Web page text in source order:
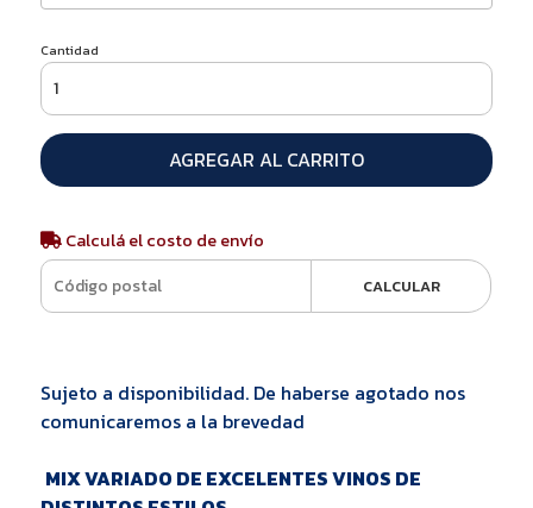
Cantidad
AGREGAR AL CARRITO
Calculá el costo de envío
CALCULAR
Sujeto a disponibilidad. De haberse agotado nos
comunicaremos a la brevedad
MIX VARIADO DE EXCELENTES VINOS DE